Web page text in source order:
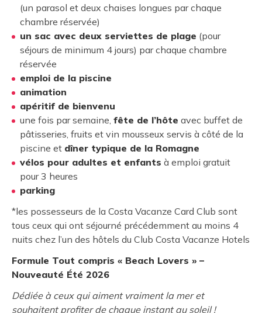
(un parasol et deux chaises longues par chaque
chambre réservée)
un sac avec deux serviettes de plage (pour
séjours de minimum 4 jours) par chaque chambre
réservée
emploi de la piscine
animation
apéritif de bienvenu
une fois par semaine, fête de l’hôte avec buffet de
pâtisseries, fruits et vin mousseux servis à côté de la
piscine et dîner typique de la Romagne
vélos pour adultes et enfants à emploi gratuit
pour 3 heures
parking
*les possesseurs de la Costa Vacanze Card Club sont
tous ceux qui ont séjourné précédemment au moins 4
nuits chez l’un des hôtels du Club Costa Vacanze Hotels
Formule Tout compris « Beach Lovers » –
Nouveauté Été 2026
Dédiée à ceux qui aiment vraiment la mer et
souhaitent profiter de chaque instant au soleil !